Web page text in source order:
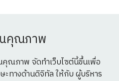
นคุณภาพ
คุณภาพ จัดทำเว็บไซต์นี้ขึ้นเพื่อ
ทางด้านดิจิทัล ให้กับ ผู้บริหาร